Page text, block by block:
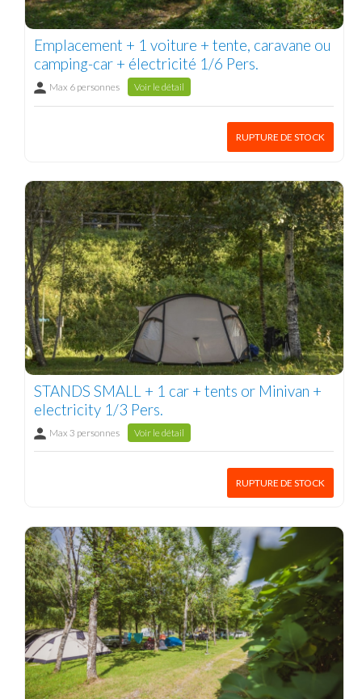
Emplacement + 1 voiture + tente, caravane ou
camping-car + électricité 1/6 Pers.
Max 6 personnes Voir le détail
RUPTURE DE STOCK
STANDS SMALL + 1 car + tents or Minivan +
electricity 1/3 Pers.
Max 3 personnes Voir le détail
RUPTURE DE STOCK